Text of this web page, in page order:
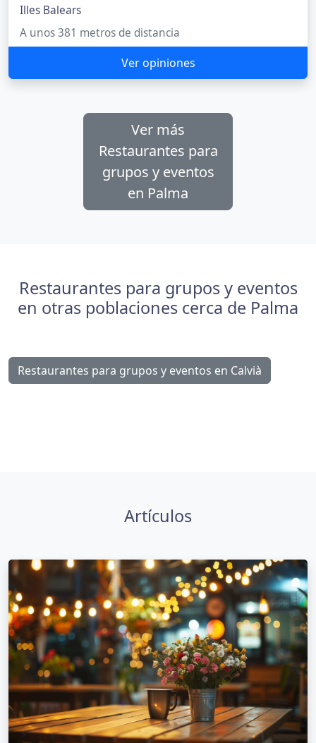
Illes Balears
A unos 381 metros de distancia
Ver opiniones
Ver más
Restaurantes para
grupos y eventos
en Palma
Restaurantes para grupos y eventos
en otras poblaciones cerca de Palma
Restaurantes para grupos y eventos en Calvià
Artículos